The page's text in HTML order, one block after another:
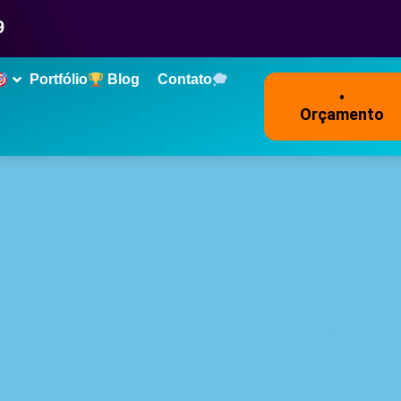
Portfólio Blog Contato
•
Orçamento